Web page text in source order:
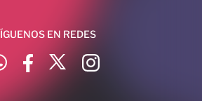
EN REDES